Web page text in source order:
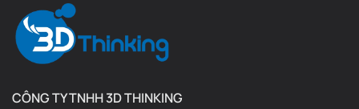
CÔNG TY TNHH 3D THINKING